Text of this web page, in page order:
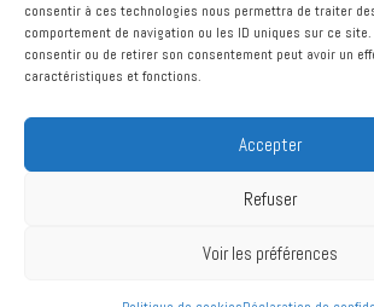
consentir à ces technologies nous permettra de traiter
comportement de navigation ou les ID uniques sur ce
consentir ou de retirer son consentement peut avoir un
caractéristiques et fonctions.
Accepter
Refuser
Voir les préférences
BERNARD VERCRUYCE – CHAT AUX
DESSIN EN COULEUR
230,00€
Conditions générales de vente| Mentions